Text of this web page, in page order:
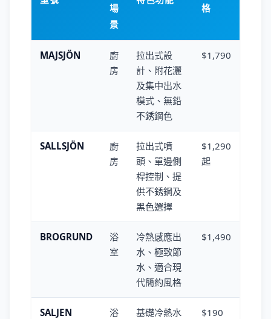
場
景
格
MAJSJÖN
廚
房
拉出式設
計、附花灑
及集中出水
模式、無鉛
不銹鋼色
$1,790
SALLSJÖN
廚
房
拉出式噴
頭、單邊側
桿控制、提
供不銹鋼及
黑色選擇
$1,290
起
BROGRUND
浴
室
冷熱感應出
水、極致節
水、適合現
代簡約風格
$1,490
SALJEN
浴
基礎冷熱水
$190